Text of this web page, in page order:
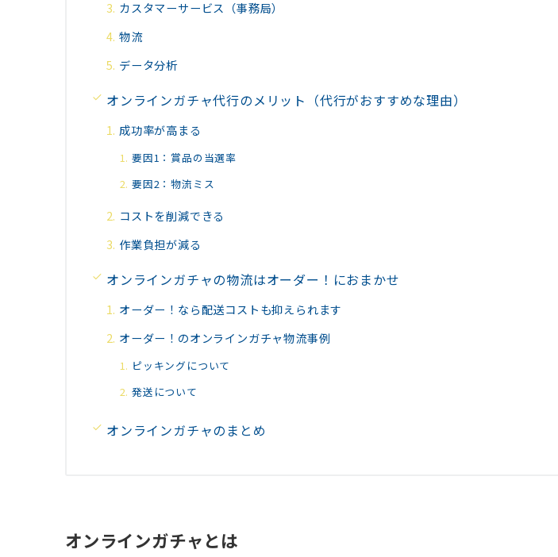
カスタマーサービス（事務局）
物流
データ分析
オンラインガチャ代行のメリット（代行がおすすめな理由）
成功率が高まる
要因1：賞品の当選率
要因2：物流ミス
コストを削減できる
作業負担が減る
オンラインガチャの物流はオーダー！におまかせ
オーダー！なら配送コストも抑えられます
オーダー！のオンラインガチャ物流事例
ピッキングについて
発送について
オンラインガチャのまとめ
オンラインガチャとは